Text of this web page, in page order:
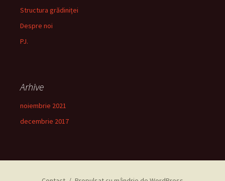
Structura grădiniței
Despre noi
PJ.
Arhive
noiembrie 2021
decembrie 2017